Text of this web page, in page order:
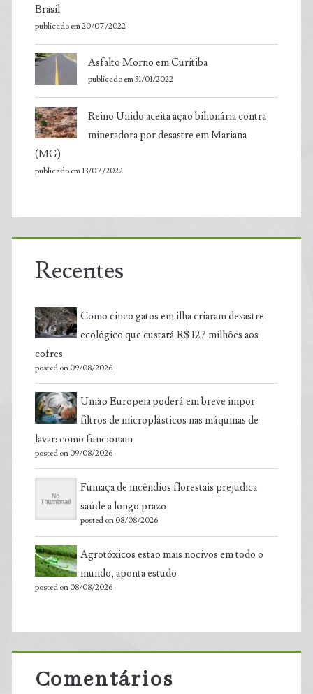
Brasil
publicado em 20/07/2022
Asfalto Morno em Curitiba
publicado em 31/01/2022
Reino Unido aceita ação bilionária contra
mineradora por desastre em Mariana
(MG)
publicado em 13/07/2022
Recentes
Como cinco gatos em ilha criaram desastre
ecológico que custará R$ 127 milhões aos
cofres
posted on 09/08/2026
União Europeia poderá em breve impor
filtros de microplásticos nas máquinas de
lavar: como funcionam
posted on 09/08/2026
Fumaça de incêndios florestais prejudica
saúde a longo prazo
posted on 08/08/2026
Agrotóxicos estão mais nocivos em todo o
mundo, aponta estudo
posted on 08/08/2026
Comentários